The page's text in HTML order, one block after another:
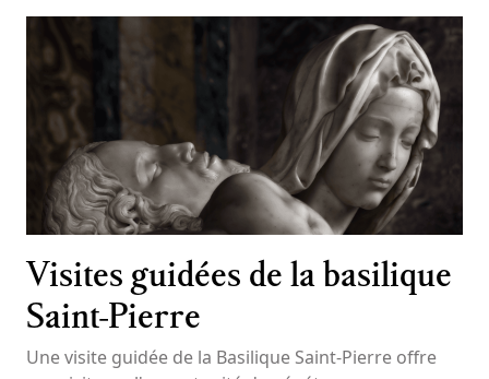
Visites guidées de la basilique
Saint-Pierre
Une visite guidée de la Basilique Saint-Pierre offre